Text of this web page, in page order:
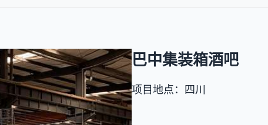
巴中集装箱酒吧
项目地点：四川